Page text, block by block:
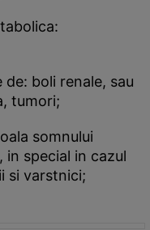
boli renale, sau
tumori;
somnului
special in cazul
si varstnici;